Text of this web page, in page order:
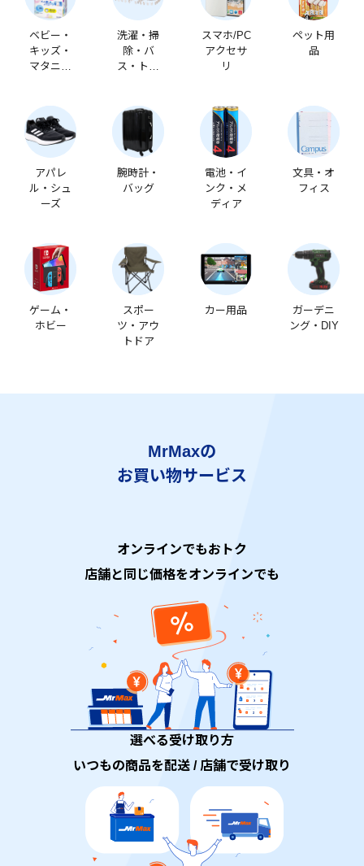
ベビー・
キッズ・
マタニテ
洗濯・掃
除・バ
ス・トイ
スマホ/PC
アクセサ
リ
ペット用
品
アパレ
ル・シュ
ーズ
腕時計・
バッグ
電池・イ
ンク・メ
ディア
文具・オ
フィス
ゲーム・
ホビー
スポー
ツ・アウ
トドア
カー用品
ガーデニ
ング・DIY
MrMaxの
お買い物サービス
オンラインでもおトク
店舗と同じ価格をオンラインでも
選べる受け取り方
いつもの商品を配送 / 店舗で受け取り